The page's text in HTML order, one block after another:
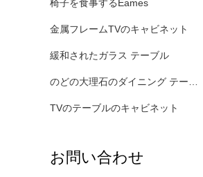
椅子を食事するEames
金属フレームTVのキャビネット
緩和されたガラス テーブル
のどの大理石のダイニング テーブル
TVのテーブルのキャビネット
お問い合わせ